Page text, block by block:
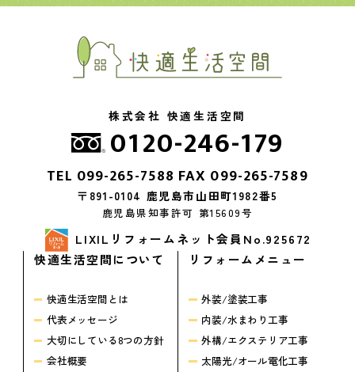
株式会社 快適生活空間
0120-246-179
TEL 099-265-7588 FAX 099-265-7589
〒891-0104 鹿児島市山田町1982番5
鹿児島県知事許可 第15609号
LIXILリフォームネット会員No.925672
快適生活空間について
快適生活空間とは
代表メッセージ
大切にしている8つの方針
会社概要
リフォームメニュー
外装/塗装工事
内装/水まわり工事
外構/エクステリア工事
太陽光/オール電化工事